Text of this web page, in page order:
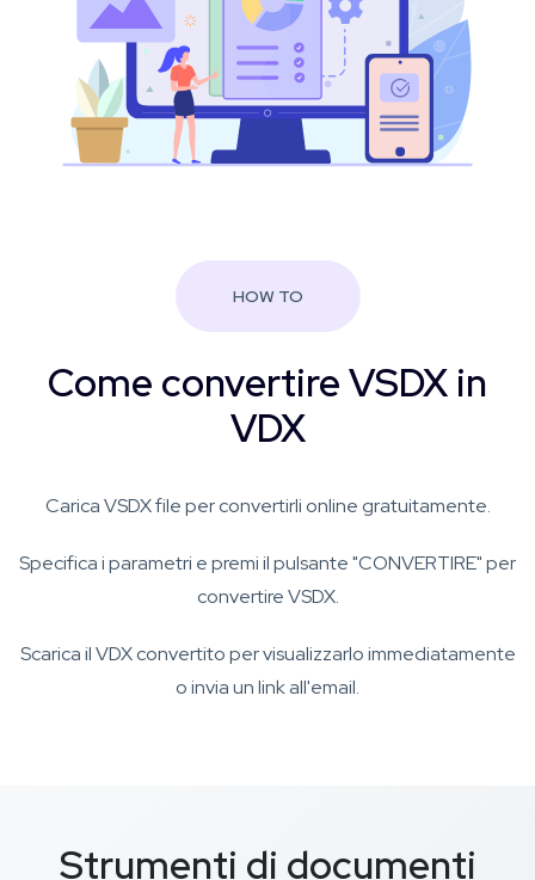
HOW TO
Come convertire VSDX in
VDX
Carica VSDX file per convertirli online gratuitamente.
Specifica i parametri e premi il pulsante "CONVERTIRE" per
convertire VSDX.
Scarica il VDX convertito per visualizzarlo immediatamente
o invia un link all'email.
Strumenti di documenti